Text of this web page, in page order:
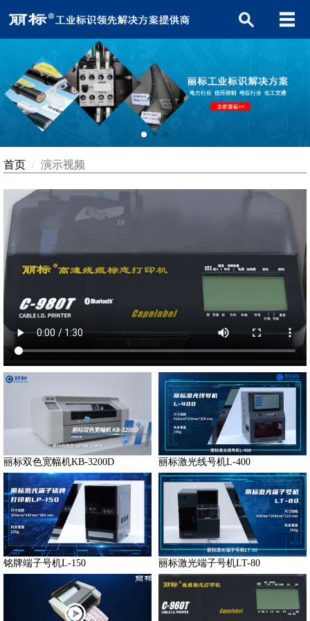
首页 演示视频
丽标双色宽幅机KB-3200D 丽标激光线号机L-400
铭牌端子号机L-150 丽标激光端子号机LT-80